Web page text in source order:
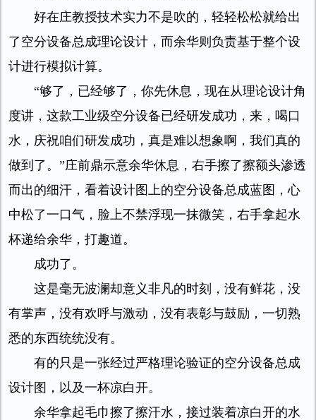
好在庄教授技术实力不是吹的，轻轻松松就给出
了空分设备总成理论设计，而余华则负责基于整个设
计进行模拟计算。
“够了，已经够了，你先休息，现在从理论设计角
度讲，这款工业级空分设备已经研发成功，来，喝口
水，庆祝咱们研发成功，真是难以想象啊，我们真的
做到了。”庄前鼎示意余华休息，右手擦了擦额头渗透
而出的细汗，看着设计图上的空分设备总成蓝图，心
中松了一口气，脸上不禁浮现一抹微笑，右手拿起水
杯递给余华，打趣道。
成功了。
这是毫无波澜却意义非凡的时刻，没有鲜花，没
有掌声，没有欢呼与激动，没有表彰与鼓励，一切熟
悉的东西统统没有。
有的只是一张经过严格理论验证的空分设备总成
设计图，以及一杯凉白开。
余华拿起毛巾擦了擦汗水，接过装着凉白开的水